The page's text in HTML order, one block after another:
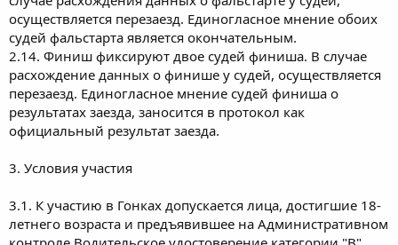
осуществляется перезаезд. Единогласное мнение обоих
судей фальстарта является окончательным.
2.14. Финиш фиксируют двое судей финиша. В случае
расхождение данных о финише у судей, осуществляется
перезаезд. Единогласное мнение судей финиша о
результатах заезда, заносится в протокол как
официальный результат заезда.
3. Условия участия
3.1. К участию в Гонках допускается лица, достигшие 18-
летнего возраста и предъявившее на Административном